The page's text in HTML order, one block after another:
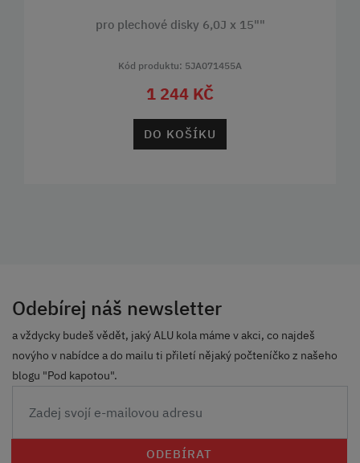
pro plechové disky 6,0J x 15""
Kód produktu: 5JA071455A
1 244 KČ
DO KOŠÍKU
Odebírej náš newsletter
a vždycky budeš vědět, jaký ALU kola máme v akci, co najdeš
novýho v nabídce a do mailu ti přiletí nějaký počteníčko z našeho
blogu "Pod kapotou".
ODEBÍRAT